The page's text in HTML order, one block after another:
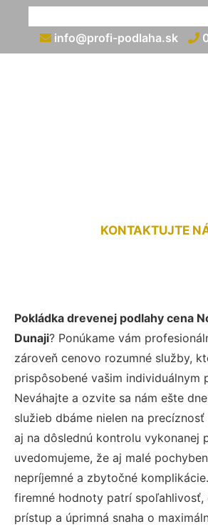
info@profi-podlaha.sk
KONTAKTUJTE
Pokládka drevenej podlahy cena
Dunaji? Ponúkame vám
zároveň cenovo rozumné služby,
prispôsobené vašim individuálnym
Neváhajte a ozvite sa nám ešte
služieb dbáme nielen na
aj na dôslednú kontrolu vykonanej
uvedomujeme, že aj malé
nepríjemné a zbytočné
firemné hodnoty patrí
prístup a úprimná snaha o